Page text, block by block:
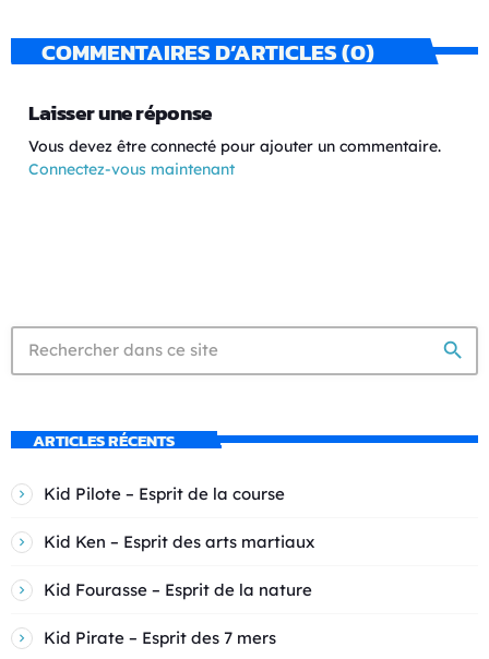
COMMENTAIRES D’ARTICLES (0)
Laisser une réponse
Vous devez être connecté pour ajouter un commentaire.
Connectez-vous maintenant
search
ARTICLES RÉCENTS
Kid Pilote – Esprit de la course
Kid Ken – Esprit des arts martiaux
Kid Fourasse – Esprit de la nature
Kid Pirate – Esprit des 7 mers